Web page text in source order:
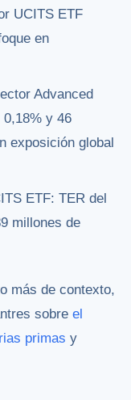
UCITS ETF
en
Advanced
y 46
exposición global
ETF: TER del
millones de
más de contexto,
sobre el
primas y